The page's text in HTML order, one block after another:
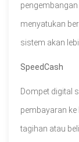
menyatukan
sistem akan
SpeedCash
Dompet digital
pembayaran
tagihan atau